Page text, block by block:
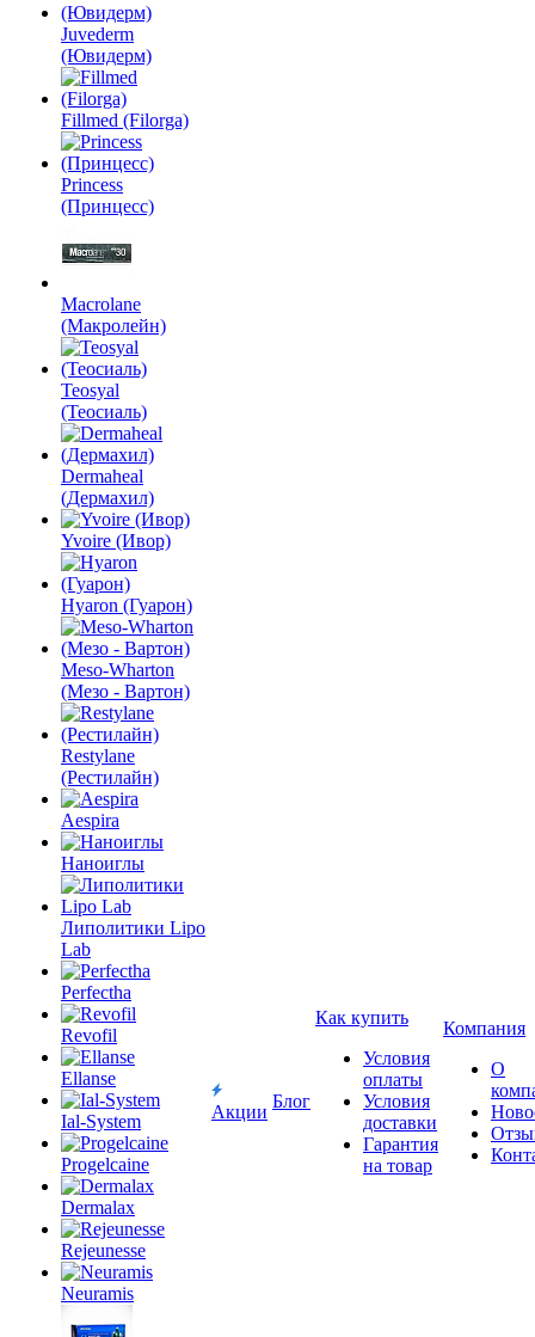
Juvederm
(Ювидерм)
Fillmed (Filorga)
Princess
(Принцесс)
Macrolane
(Макролейн)
Teosyal
(Теосиаль)
Dermaheal
(Дермахил)
Yvoire (Ивор)
Hyaron (Гуарон)
Meso-Wharton
(Мезо - Вартон)
Restylane
(Рестилайн)
Aespira
Наноиглы
Липолитики Lipo
Lab
Perfectha
Revofil
Ellanse
Ial-System
Progelcaine
Dermalax
Rejeunesse
Neuramis
Акции
Блог
Как купить
Условия
оплаты
Условия
доставки
Гарантия
на товар
Компания
О